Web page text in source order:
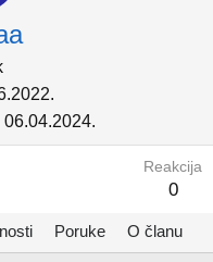
06.04.2024.
Reakcija
0
Poruke O članu